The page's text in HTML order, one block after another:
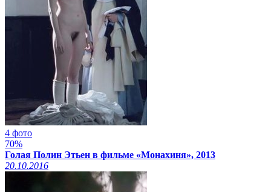
4 фото
70%
Голая Полин Этьен в фильме «Монахиня», 2013
20.10.2016